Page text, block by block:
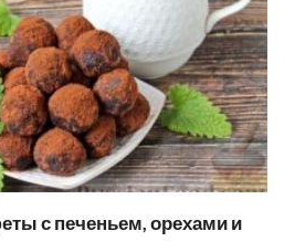
с печеньем, орехами и